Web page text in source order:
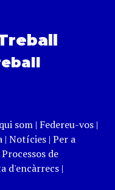
som| Federeu-vos|
| Notícies | Per a
Processos de
d'encàrrecs|